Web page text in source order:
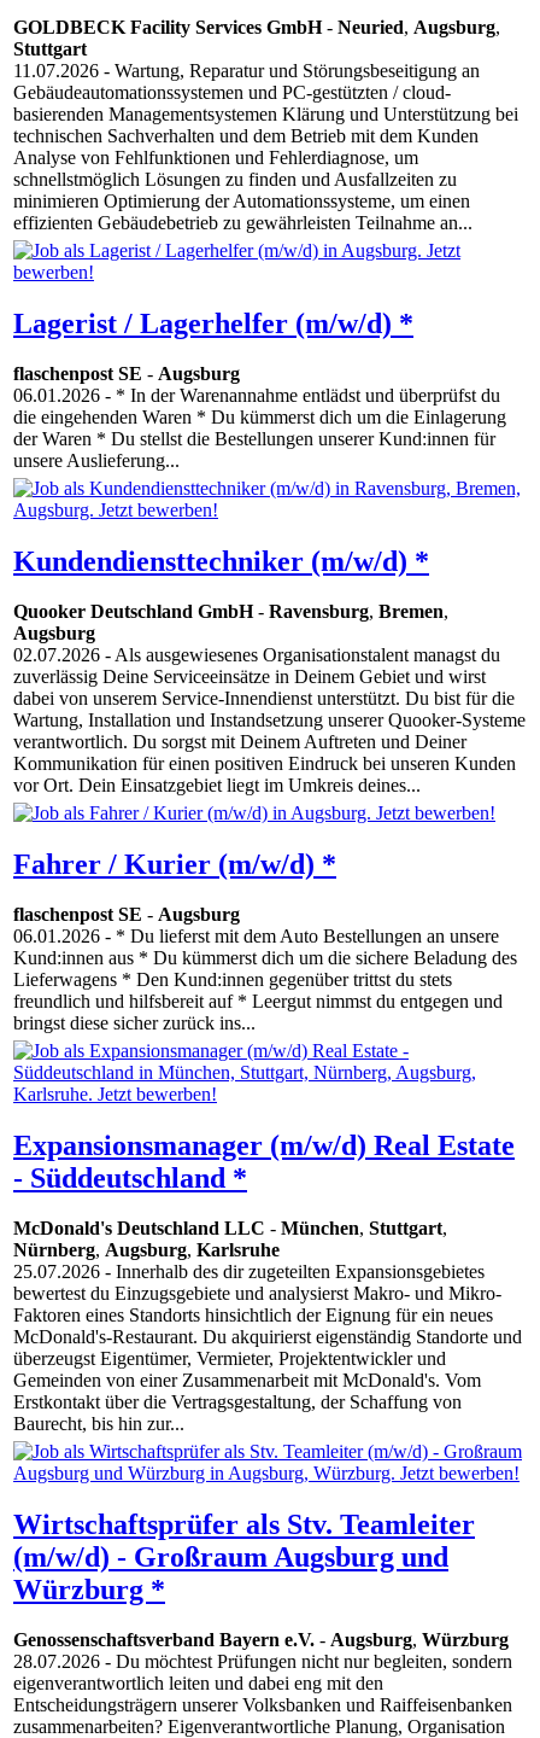
GOLDBECK Facility Services GmbH- Neuried, Augsburg,
Stuttgart
11.07.2026 - Wartung, Reparatur und Störungsbeseitigung an
Gebäudeautomationssystemen und PC-gestützten / cloud-
basierenden Managementsystemen Klärung und Unterstützung bei
technischen Sachverhalten und dem Betrieb mit dem Kunden
Analyse von Fehlfunktionen und Fehlerdiagnose, um
schnellstmöglich Lösungen zu finden und Ausfallzeiten zu
minimieren Optimierung der Automationssysteme, um einen
effizienten Gebäudebetrieb zu gewährleisten Teilnahme an...
Lagerist / Lagerhelfer (m/w/d) *
flaschenpost SE - Augsburg
06.01.2026 - * In der Warenannahme entlädst und überprüfst du
die eingehenden Waren * Du kümmerst dich um die Einlagerung
der Waren * Du stellst die Bestellungen unserer Kund:innen für
unsere Auslieferung...
Kundendiensttechniker (m/w/d) *
Quooker Deutschland GmbH- Ravensburg, Bremen,
Augsburg
02.07.2026 - Als ausgewiesenes Organisationstalent managst du
zuverlässig Deine Serviceeinsätze in Deinem Gebiet und wirst
dabei von unserem Service-Innendienst unterstützt. Du bist für die
Wartung, Installation und Instandsetzung unserer Quooker-Systeme
verantwortlich. Du sorgst mit Deinem Auftreten und Deiner
Kommunikation für einen positiven Eindruck bei unseren Kunden
vor Ort. Dein Einsatzgebiet liegt im Umkreis deines...
Fahrer / Kurier (m/w/d) *
flaschenpost SE - Augsburg
06.01.2026 - * Du lieferst mit dem Auto Bestellungen an unsere
Kund:innen aus * Du kümmerst dich um die sichere Beladung des
Lieferwagens * Den Kund:innen gegenüber trittst du stets
freundlich und hilfsbereit auf * Leergut nimmst du entgegen und
bringst diese sicher zurück ins...
Expansionsmanager (m/w/d) Real Estate
- Süddeutschland *
McDonald's Deutschland LLC - München, Stuttgart,
Nürnberg, Augsburg, Karlsruhe
25.07.2026 - Innerhalb des dir zugeteilten Expansionsgebietes
bewertest du Einzugsgebiete und analysierst Makro- und Mikro-
Faktoren eines Standorts hinsichtlich der Eignung für ein neues
McDonald's-Restaurant. Du akquirierst eigenständig Standorte und
überzeugst Eigentümer, Vermieter, Projektentwickler und
Gemeinden von einer Zusammenarbeit mit McDonald's. Vom
Erstkontakt über die Vertragsgestaltung, der Schaffung von
Baurecht, bis hin zur...
Wirtschaftsprüfer als Stv. Teamleiter
(m/w/d) - Großraum Augsburg und
Würzburg *
Genossenschaftsverband Bayern e.V. - Augsburg, Würzburg
28.07.2026 - Du möchtest Prüfungen nicht nur begleiten, sondern
eigenverantwortlich leiten und dabei eng mit den
Entscheidungsträgern unserer Volksbanken und Raiffeisenbanken
zusammenarbeiten? Eigenverantwortliche Planung, Organisation